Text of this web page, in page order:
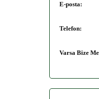
E-posta:
Telefon:
Varsa Bize